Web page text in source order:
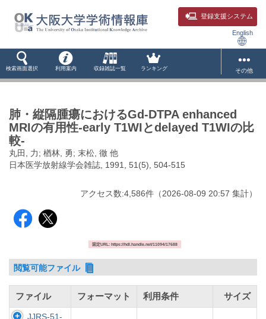
登録支援システム
English
検索画面選択 利用案内 収録雑誌一覧 ランキング その他
肺・縦隔腫瘍におけるGd-DTPA enhanced
MRIの有用性-early T1WIとdelayed T1WIの比
較-
丸田, 力; 楢林, 勇; 末松, 徹 他
日本医学放射線学会雑誌, 1991, 51(5), 504-515
アクセス数:4,586件 （2026-08-09 20:57 集計）
固定URL: https://hdl.handle.net/11094/17688
閲覧可能ファイル
ファイル フォーマット 利用条件 サイズ
JJRS-51-